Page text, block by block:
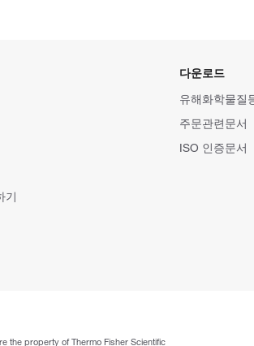
기
다운로드
유해화학물질
주문관련문서
ISO 인증문서
the property of Thermo Fisher Scientific